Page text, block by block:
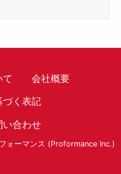
会社概要
づく表記
い合わせ
ォーマンス (Proformance Inc.)